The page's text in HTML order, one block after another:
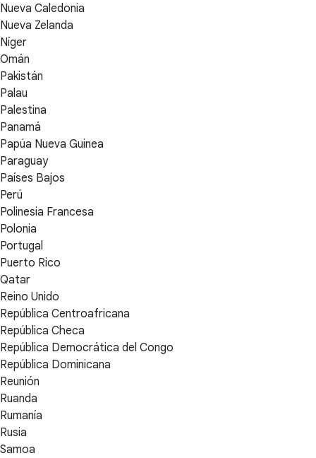
Nueva Caledonia
Nueva Zelanda
Níger
Omán
Pakistán
Palau
Palestina
Panamá
Papúa Nueva Guinea
Paraguay
Países Bajos
Perú
Polinesia Francesa
Polonia
Portugal
Puerto Rico
Qatar
Reino Unido
República Centroafricana
República Checa
República Democrática del Congo
República Dominicana
Reunión
Ruanda
Rumanía
Rusia
Samoa